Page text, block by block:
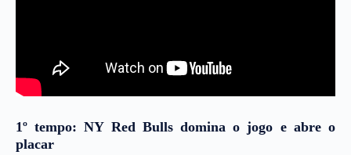
1º tempo: NY Red Bulls domina o jogo e abre o
placar